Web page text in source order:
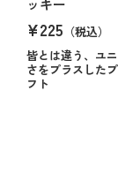
ッキー
¥225 （税込）
皆とは違う、ユ
さをプラスした
フト